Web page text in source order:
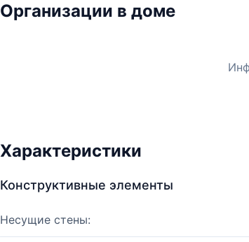
Организации в доме
Характеристики
Конструктивные элементы
Несущие стены: